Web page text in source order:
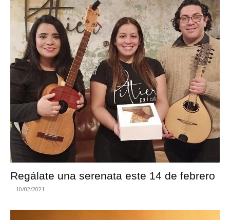
Regálate una serenata este 14 de febrero
- 10/02/2021